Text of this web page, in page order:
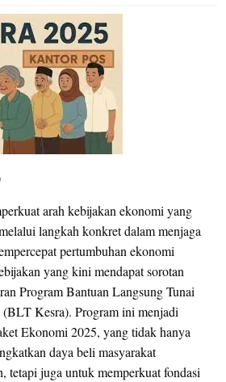
arah kebijakan ekonomi yang
langkah konkret dalam menjaga
pertumbuhan ekonomi
yang kini mendapat sorotan
Program Bantuan Langsung Tunai
(BLT Kesra). Program ini menjadi
Ekonomi 2025, yang tidak hanya
daya beli masyarakat
tetapi juga untuk memperkuat fondasi